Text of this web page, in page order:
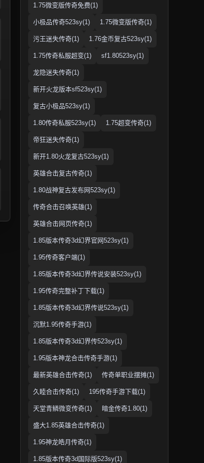
1.75微变版传奇免费(1)
小极品传奇523sy(1) 1.75微变版传奇(1)
污王迷失传奇(1) 1.76金币复古523sy(1)
1.75传奇私服超变(1) sf1.80523sy(1)
龙隐迷失传奇(1)
新开火龙版本sf523sy(1)
复古小极品523sy(1)
1.80传奇私服523sy(1) 1.75超变传奇(1)
帝狂迷失传奇(1)
新开1.80火龙复古523sy(1)
英雄合击复古传奇(1)
1.80战神复古发布网523sy(1)
传奇合击召唤英雄(1)
英雄合击网页传奇(1)
1.85版本传奇3d幻界官网523sy(1)
1.95传奇客户端(1)
1.85版本传奇3d幻界传说安装523sy(1)
1.95传奇完整补丁下载(1)
1.85版本传奇3d幻界传说523sy(1)
沉默1.95传奇手游(1)
1.85版本传奇3d幻界传523sy(1)
1.95版本神龙合击传奇手游(1)
最新英雄合击传奇(1) 传奇单职业摆摊(1)
久睦合击传奇(1) 195传奇手游下载(1)
天堂青鳞微变传奇(1) 暗金传奇1.80(1)
盛大1.85英雄合击传奇(1)
1.95神龙皓月传奇(1)
1.85版本传奇3d国际版523sy(1)